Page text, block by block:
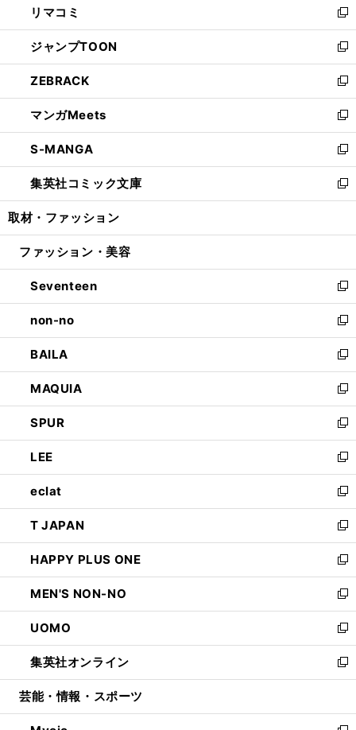
で
開
く
ド
ウ
で
開
く
ィ
ン
ド
ウ
で
開
く
い
ウ
ィ
ン
ド
ウ
で
開
く
リマコミ
新
し
い
ウ
ィ
ン
ド
ウ
で
開
く
ジャンプTOON
新
し
い
ウ
ィ
ン
ド
ウ
で
開
ZEBRACK
新
し
い
ウ
ィ
ン
ド
ウ
開
マンガMeets
新
し
い
ウ
ィ
ン
ウ
開
く
S-MANGA
新
し
い
ウ
ン
ウ
で
開
く
集英社コミック文庫
新
し
ウ
ン
ド
ウ
で
開
く
取材・ファッション
ファッション・美容
Seventeen
新
し
い
ウ
ィ
ン
ド
ウ
で
開
く
non-no
新
し
い
ウ
ィ
ン
ド
ウ
で
開
く
BAILA
新
し
い
ウ
ィ
ン
ド
ウ
で
開
く
MAQUIA
新
し
い
ウ
ィ
ン
ド
ウ
で
開
く
SPUR
新
し
い
ウ
ィ
ン
ド
ウ
で
開
く
LEE
新
し
い
ウ
ィ
ン
ド
ウ
で
開
く
eclat
新
し
い
ウ
ィ
ン
ド
ウ
で
開
く
T JAPAN
新
し
い
ウ
ィ
ン
ド
ウ
で
開
HAPPY PLUS ONE
新
し
い
ウ
ィ
ン
ド
ウ
開
MEN'S NON-NO
新
し
い
ウ
ィ
ン
ウ
UOMO
新
し
い
ウ
ン
集英社オンライン
新
し
ウ
芸能・情報・スポーツ